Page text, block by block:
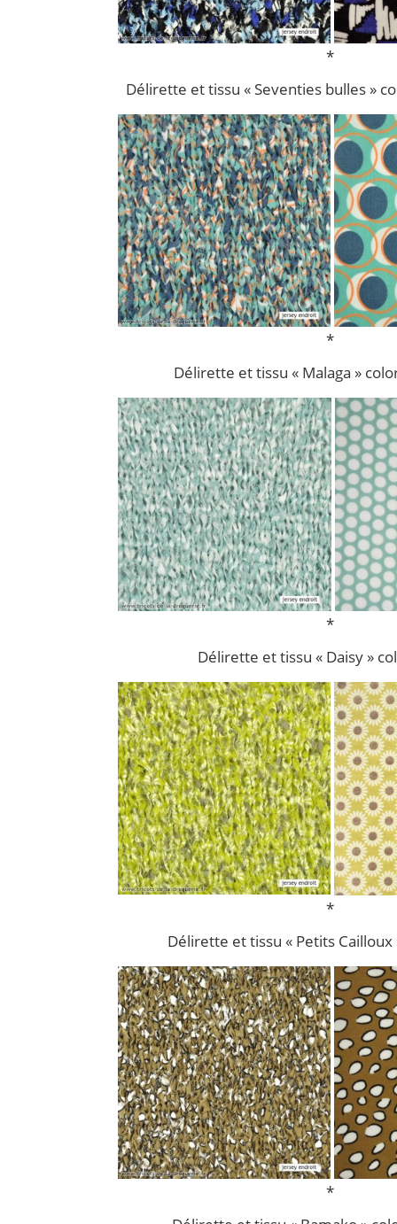
*
Délirette et tissu « Seventies bulles »
*
Délirette et tissu « Malaga »
*
Délirette et tissu « Daisy »
*
Délirette et tissu « Petits
*